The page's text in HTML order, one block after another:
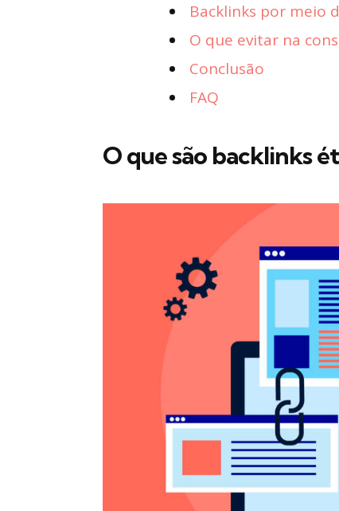
Backlinks por meio
O que evitar na
Conclusão
FAQ
O que são backlinks